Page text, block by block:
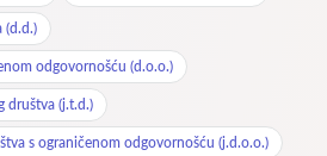
(d.d.)
odgovornošću (d.o.o.)
društva (j.t.d.)
s ograničenom odgovornošću (j.d.o.o.)